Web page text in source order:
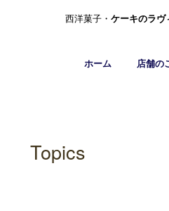
西洋菓子・ ケーキのラヴ
ホーム 店舗の
Topics